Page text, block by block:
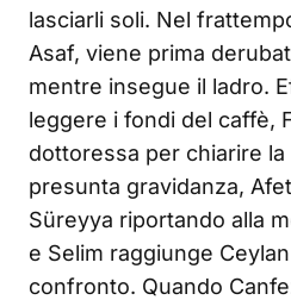
lasciarli soli. Nel
Asaf, viene prima
mentre insegue il ladro.
leggere i fondi del caffè,
dottoressa per chiarire
presunta gravidanza,
Süreyya riportando alla
e Selim raggiunge
confronto. Quando